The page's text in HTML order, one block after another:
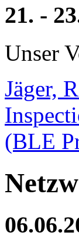
21. -
Unser
Jäger,
(BLE